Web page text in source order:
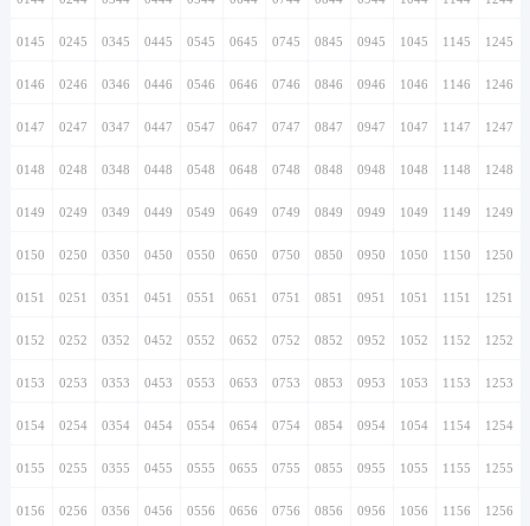
0145 0245 0345 0445 0545 0645 0745 0845 0945 1045 1145 1245
0146 0246 0346 0446 0546 0646 0746 0846 0946 1046 1146 1246
0147 0247 0347 0447 0547 0647 0747 0847 0947 1047 1147 1247
0148 0248 0348 0448 0548 0648 0748 0848 0948 1048 1148 1248
0149 0249 0349 0449 0549 0649 0749 0849 0949 1049 1149 1249
0150 0250 0350 0450 0550 0650 0750 0850 0950 1050 1150 1250
0151 0251 0351 0451 0551 0651 0751 0851 0951 1051 1151 1251
0152 0252 0352 0452 0552 0652 0752 0852 0952 1052 1152 1252
0153 0253 0353 0453 0553 0653 0753 0853 0953 1053 1153 1253
0154 0254 0354 0454 0554 0654 0754 0854 0954 1054 1154 1254
0155 0255 0355 0455 0555 0655 0755 0855 0955 1055 1155 1255
0156 0256 0356 0456 0556 0656 0756 0856 0956 1056 1156 1256